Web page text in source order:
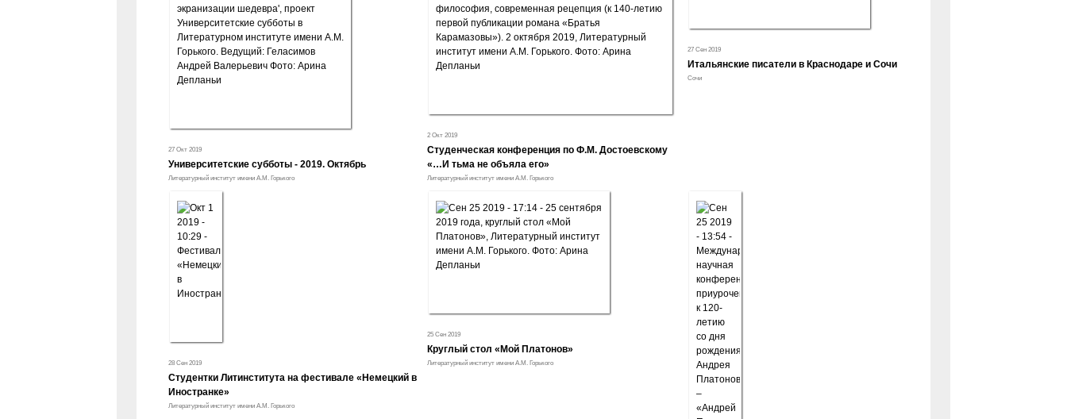
27 Окт 2019
Университетские субботы - 2019. Октябрь
Литературный институт имени А.М. Горького
2 Окт 2019
Студенческая конференция по Ф.М. Достоевскому
«…И тьма не объяла его»
Литературный институт имени А.М. Горького
27 Сен 2019
Итальянские писатели в Краснодаре и Сочи
Сочи
28 Сен 2019
Студентки Литинститута на фестивале «Немецкий в
Иностранке»
Литературный институт имени А.М. Горького
25 Сен 2019
Круглый стол «Мой Платонов»
Литературный институт имени А.М. Горького